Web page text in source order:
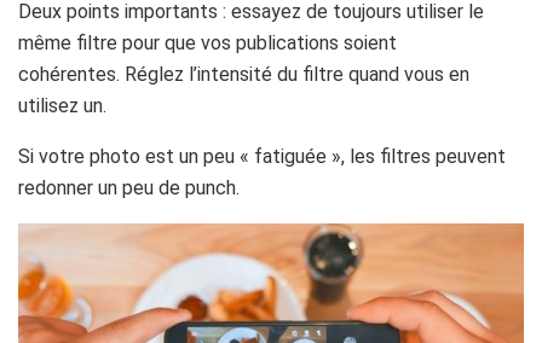
Deux points importants : essayez de toujours utiliser le
même filtre pour que vos publications soient
cohérentes. Réglez l’intensité du filtre quand vous en
utilisez un.
Si votre photo est un peu « fatiguée », les filtres peuvent
redonner un peu de punch.